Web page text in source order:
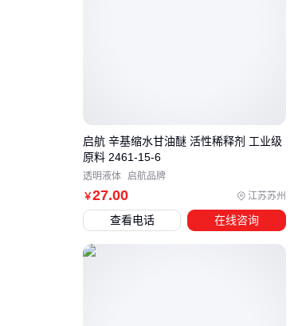
￥27.00 江苏苏州
启航 辛基缩水甘油醚 活性稀释剂 工业级
原料 2461-15-6
透明液体 启航品牌
查看电话 在线咨询